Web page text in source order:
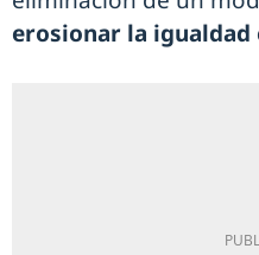
erosionar la igualdad